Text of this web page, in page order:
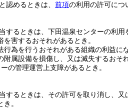
認めるときは、 前項の利用の許可につ
するときは、下田温泉センターの利用
害するおそれがあるとき。
為を行うおそれがある組織の利益に
属設備を損傷し、又は滅失するおそ
の管理運営上支障があるとき。
するときは、その許可を取り消し、
。